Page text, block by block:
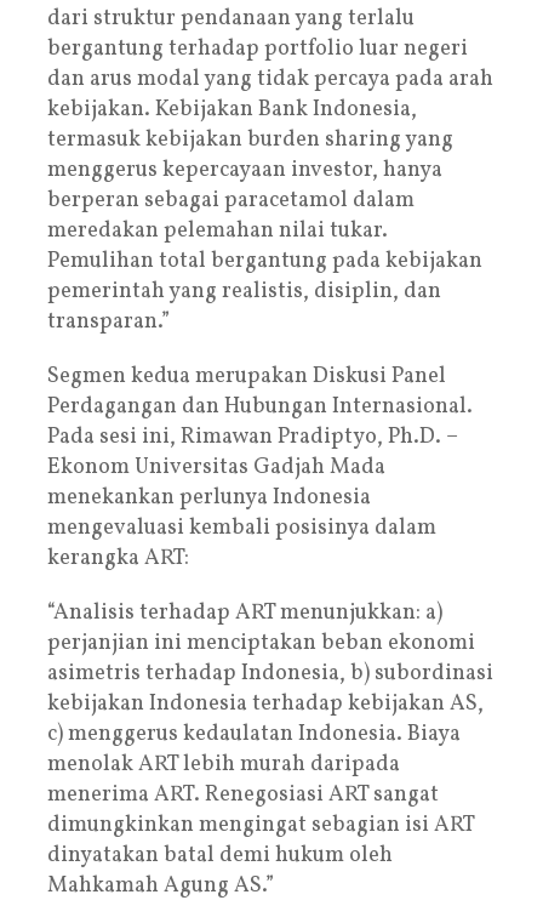
dari struktur pendanaan yang terlalu
bergantung terhadap portfolio luar negeri
dan arus modal yang tidak percaya pada arah
kebijakan. Kebijakan Bank Indonesia,
termasuk kebijakan burden sharing yang
menggerus kepercayaan investor, hanya
berperan sebagai paracetamol dalam
meredakan pelemahan nilai tukar.
Pemulihan total bergantung pada kebijakan
pemerintah yang realistis, disiplin, dan
transparan.”
Segmen kedua merupakan Diskusi Panel
Perdagangan dan Hubungan Internasional.
Pada sesi ini, Rimawan Pradiptyo, Ph.D. –
Ekonom Universitas Gadjah Mada
menekankan perlunya Indonesia
mengevaluasi kembali posisinya dalam
kerangka ART:
“Analisis terhadap ART menunjukkan: a)
perjanjian ini menciptakan beban ekonomi
asimetris terhadap Indonesia, b) subordinasi
kebijakan Indonesia terhadap kebijakan AS,
c) menggerus kedaulatan Indonesia. Biaya
menolak ART lebih murah daripada
menerima ART. Renegosiasi ART sangat
dimungkinkan mengingat sebagian isi ART
dinyatakan batal demi hukum oleh
Mahkamah Agung AS.”